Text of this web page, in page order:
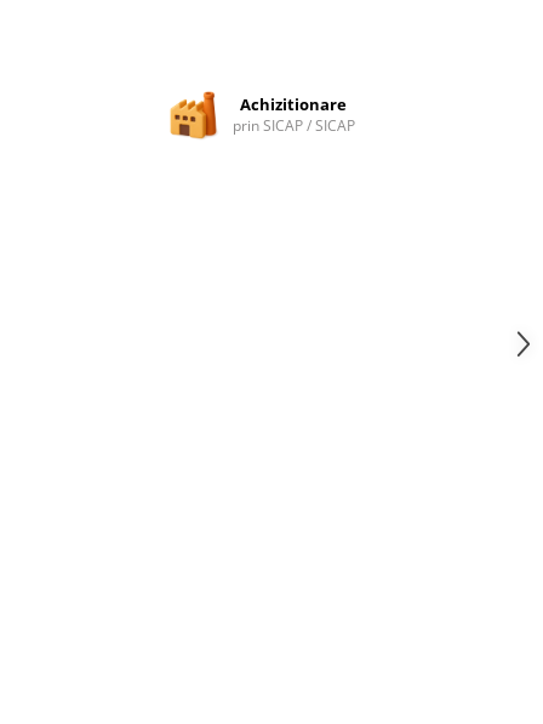
Achizitionare
prin SICAP / SICAP